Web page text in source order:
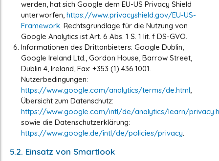
werden, hat sich Google dem EU-US Privacy Shield
unterworfen, https://www.privacyshield.gov/EU-US-
Framework. Rechtsgrundlage für die Nutzung von
Google Analytics ist Art. 6 Abs. 1 S. 1 lit. f DS-GVO.
Informationen des Drittanbieters: Google Dublin,
Google Ireland Ltd., Gordon House, Barrow Street,
Dublin 4, Ireland, Fax: +353 (1) 436 1001.
Nutzerbedingungen:
https://www.google.com/analytics/terms/de.html,
Übersicht zum Datenschutz:
https://www.google.com/intl/de/analytics/learn/
sowie die Datenschutzerklärung:
https://www.google.de/intl/de/policies/privacy.
5.2. Einsatz von Smartlook